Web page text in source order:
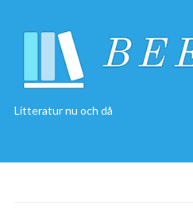
Litteratur nu och då